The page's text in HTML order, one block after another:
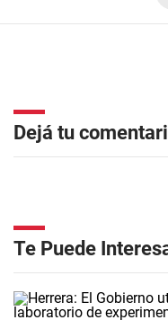
Dejá tu
Te Puede